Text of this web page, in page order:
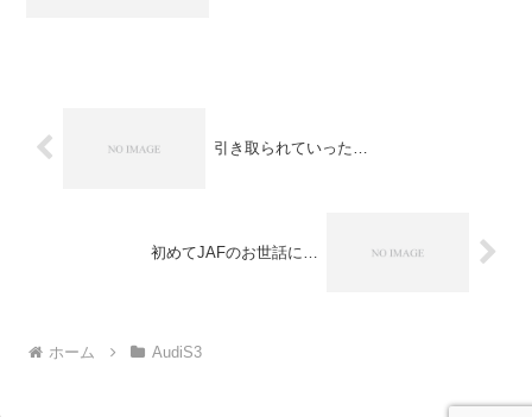
引き取られていった…
初めてJAFのお世話に…
ホーム AudiS3